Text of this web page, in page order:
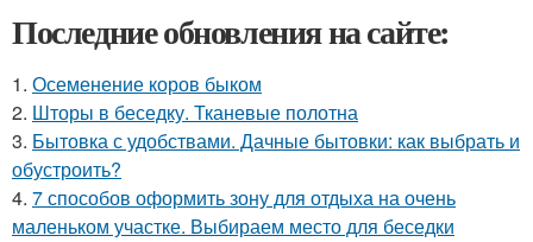
Последние обновления на сайте:
1. Осеменение коров быком
2. Шторы в беседку. Тканевые полотна
3. Бытовка с удобствами. Дачные бытовки: как выбрать и
обустроить?
4. 7 способов оформить зону для отдыха на очень
маленьком участке. Выбираем место для беседки